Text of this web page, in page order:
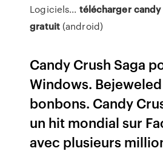
Logiciels... télécharger candy
gratuit(android)
Candy Crush Saga
Windows.
bonbons. Candy
un hit mondial sur
avec plusieurs